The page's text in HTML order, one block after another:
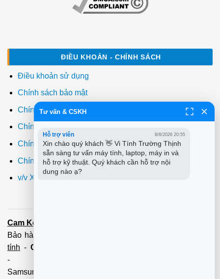
ĐIỀU KHOẢN - CHÍNH SÁCH
Điều khoản sử dụng
Chính sách bảo mật
Chính sách thanh toán
Chính sách giao hàng
Chính sách đổi trả
Chính sách bảo hành
v/v Xuất hóa đơn đỏ VAT
Cam Kết:
Bảo hành tận tâm - Xuất hóa đơn đỏ đầy đủ
tính - Cài Win Tận Nơi
-
Samsung,Brother,Xeroc,Panasonic): 100 - 180,000 vnđ
Tư vấn & CSKH
Hỗ trợ viên 8/8/2026 20:55
Xin chào quý khách 👋 Vi Tính Trường Thịnh
sẵn sàng tư vấn máy tính, laptop, máy in và
hỗ trợ kỹ thuật. Quý khách cần hỗ trợ nội
dung nào ạ?